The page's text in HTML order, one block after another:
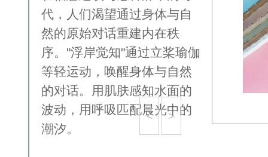
< >
代，人们渴望通过身体与自
然的原始对话重建内在秩
序。"浮岸觉知"通过立桨瑜伽
等轻运动，唤醒身体与自然
的对话。用肌肤感知水面的
波动，用呼吸匹配晨光中的
潮汐。